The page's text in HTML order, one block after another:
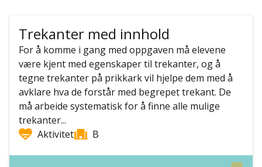
Trekanter med innhold
For å komme i gang med oppgaven må elevene
være kjent med egenskaper til trekanter, og å
tegne trekanter på prikkark vil hjelpe dem med å
avklare hva de forstår med begrepet trekant. De
må arbeide systematisk for å finne alle mulige
trekanter...
Aktivitet
B